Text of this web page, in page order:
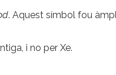
. Aquest símbol fou
i no per Xe.